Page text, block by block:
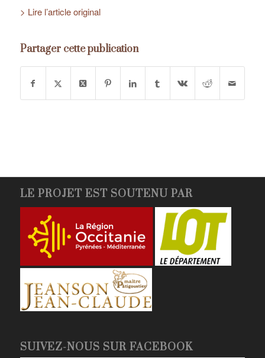
> Lire l’article original
Partager cette publication
LE PROJET EST SOUTENU PAR
SUIVEZ-NOUS SUR FACEBOOK